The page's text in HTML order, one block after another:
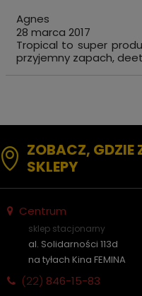
Agnes
28 marca 2017
Tropical to super
przyjemny zapach,
ZOBACZ, GDZIE
SKLEPY
Centrum
sklep stacjonarny
al. Solidarności 113d
na tyłach Kina FEMINA
(22) 846-15-83